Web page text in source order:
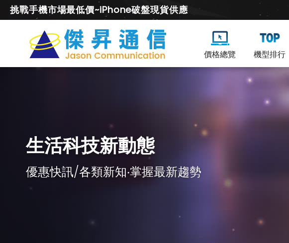
挑戰手機市場最低價~iPhone破盤現貨供應
價格總覽 機型排行
生活科技新動態
優惠快訊/各類新知‧掌握最新趨勢